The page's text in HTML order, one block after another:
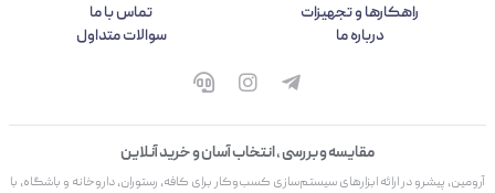
راهکارها و تجهیزات
تماس با ما
درباره ما
سوالات متداول
مقایسه و بررسی ، انتخاب آسان و خرید آنلاین
آرومین، پیشرو در ارائه ابزارهای سیستم‌سازی کسب‌وکار برای کافه، رستوران، داروخانه و باشگاه، با